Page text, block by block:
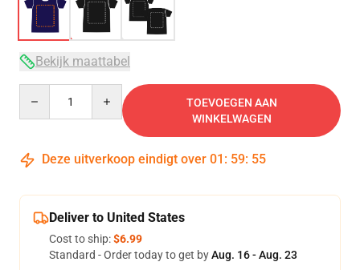
Bekijk maattabel
TOEVOEGEN AAN
WINKELWAGEN
Deze uitverkoop eindigt over 01 : 59: 54
Deliver to United States
Cost to ship:$6.99
Standard - Order today to get byAug. 16 - Aug. 23